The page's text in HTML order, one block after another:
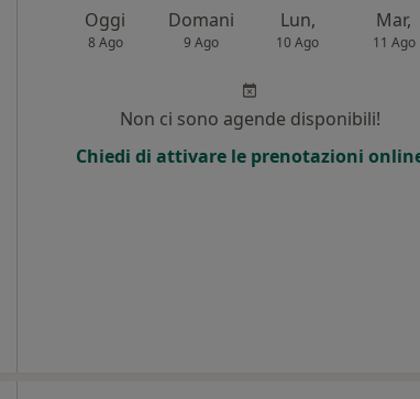
Oggi
8 Ago
Domani
9 Ago
Lun,
10 Ago
Mar,
11 Ago
Non ci sono agende disponibili!
Chiedi di attivare le prenotazioni